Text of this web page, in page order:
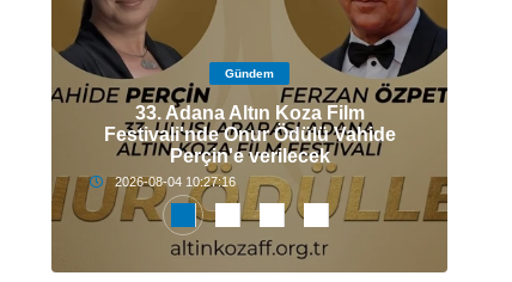
Gündem
33. Adana Altın Koza Film
Festivali'nde Onur Ödülü Vahide
Perçin'e verilecek
2026-08-04 10:27:16